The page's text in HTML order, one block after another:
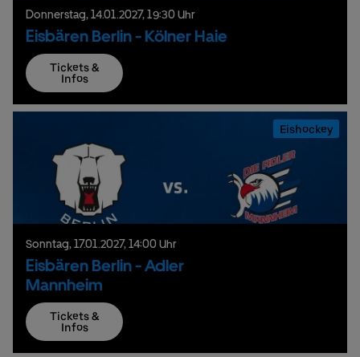
Donnerstag,14.01.2027,19:30 Uhr
Eisbären Berlin - Kölner Haie
Tickets &
Infos
Eishockey
Sonntag,17.01.2027,14:00 Uhr
Eisbären Berlin - Adler
Mannheim
Tickets &
Infos